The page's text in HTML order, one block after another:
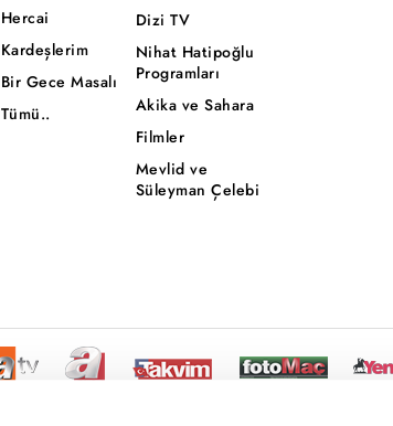
Hercai
Kardeşlerim
Bir Gece Masalı
Tümü..
Dizi TV
Nihat Hatipoğlu
Programları
Akika ve Sahara
Filmler
Mevlid ve
Süleyman Çelebi